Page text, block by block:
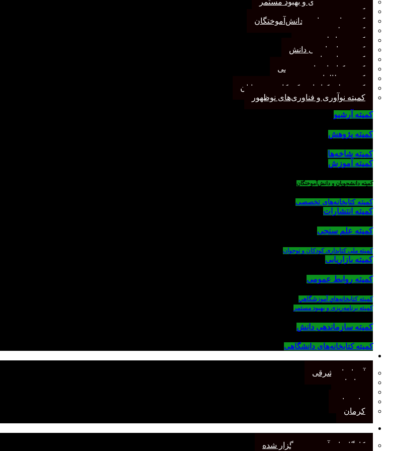
کمیته پژوهش
کمیته دانشجویان و دانش‌آموختگان
کمیته علم سنجی
کمیته روابط عمومی
کمیته سازماندهی دانش
کمیته شاخه‌ها
کمیته کتابخانه‌های تخصصی
کمیته مطالعات صنفی
کمیته ملی کتابداری کودکان و نوجوانان
کمیته نوآوری و فناوری‌های نوظهور
کمیته آرشیو
کمیته پژوهش
کمیته شاخه‌ها
کمیته آموزش
کمیته دانشجویان و دانش‌آموختگان
کمیته کتابخانه‌های تخصصی
کمیته انتشارات
کمیته علم سنجی
کمیته ملی کتابداری کودکان و نوجوان
کمیته بازاریابی
کمیته روابط عمومی
كميته كتابخانه‌هاي آموزشگاهي
کمیته برنامه‌ریزی و بهبود مستمر
کمیته سازماندهی دانش
کمیته کتابخانه‌های دانشگاهی
آذربایجان شرقی
خراسان
مازندران
کرمان
کارگاههای آموزشی برگزار شده